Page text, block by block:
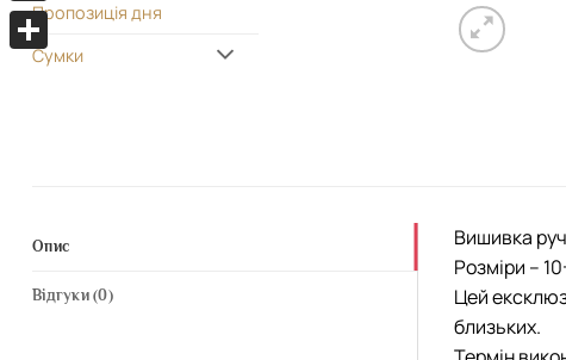
Пропозиція дня
Сумки
Опис
Відгуки (0)
Вишивка
Розміри –
Цей
близьких.
Viber
Поділитися